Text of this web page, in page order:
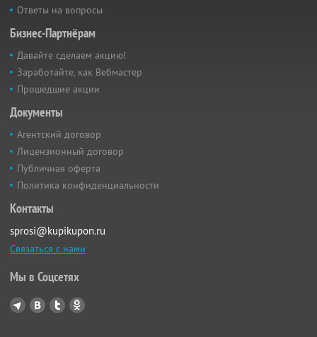
Ответы на вопросы
Бизнес-Партнёрам
Давайте сделаем акцию!
Заработайте, как Вебмастер
Прошедшие акции
Документы
Агентский договор
Лицензионный договор
Публичная оферта
Политика конфиденциальности
Контакты
sprosi@kupikupon.ru
Связаться с нами
Мы в Соцсетях